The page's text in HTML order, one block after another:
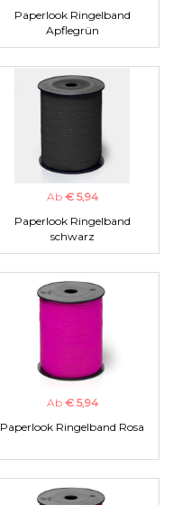
Paperlook Ringelband
Apflegrün
Ab € 5,94
Paperlook Ringelband
schwarz
Ab € 5,94
Paperlook Ringelband Rosa